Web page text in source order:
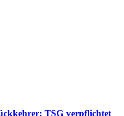
TSG verpflichtet